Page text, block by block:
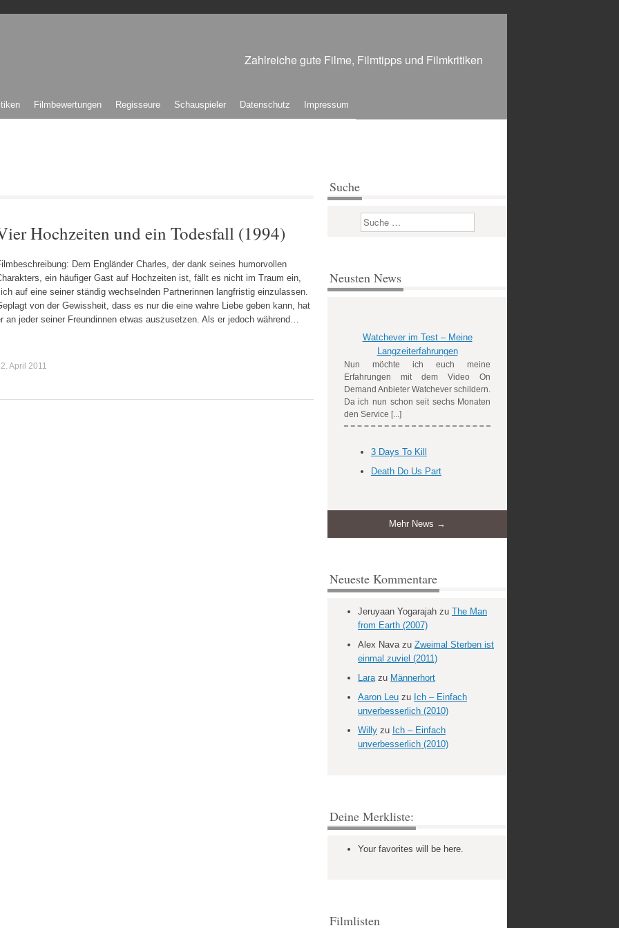
Zahlreiche gute Filme, Filmtipps und Filmkritiken
Filmbewertungen Regisseure Schauspieler Datenschutz Impressum
Hochzeiten und ein Todesfall (1994)
Dem Engländer Charles, der dank seines humorvollen
ein häufiger Gast auf Hochzeiten ist, fällt es nicht im Traum ein,
auf eine seiner ständig wechselnden Partnerinnen langfristig einzulassen.
von der Gewissheit, dass es nur die eine wahre Liebe geben kann, hat
an jeder seiner Freundinnen etwas auszusetzen. Als er jedoch während…
April 2011
Suche
Suchen
Neusten News
Watchever im Test – Meine
Langzeiterfahrungen
Nun möchte ich euch meine
Erfahrungen mit dem Video On
Demand Anbieter Watchever schildern.
Da ich nun schon seit sechs Monaten
den Service [...]
3 Days To Kill
Death Do Us Part
Mehr News →
Neueste Kommentare
Jeruyaan Yogarajah zu The Man
from Earth (2007)
Alex Navazu Zweimal Sterben ist
einmal zuviel (2011)
Larazu Männerhort
Aaron Leu zu Ich – Einfach
unverbesserlich (2010)
Willy zu Ich – Einfach
unverbesserlich (2010)
Deine Merkliste:
Your favorites will be here.
Filmlisten